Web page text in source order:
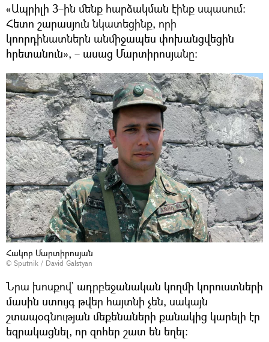
«Ապրիլի 3–ին մենք հարձակման էինք սպասում։
Հետո շարասյուն նկատեցինք, որի
կոորդինատներն անմիջապես փոխանցվեցին
հրետանուն», – ասաց Մարտիրոսյանը։
Հակոբ Մարտիրոսյան
© Sputnik / David Galstyan
Նրա խոսքով` ադրբեջանական կողմի կորուստների
մասին ստույգ թվեր հայտնի չեն, սակայն
շտապօգնության մեքենաների քանակից կարելի էր
եզրակացնել, որ զոհեր շատ են եղել։